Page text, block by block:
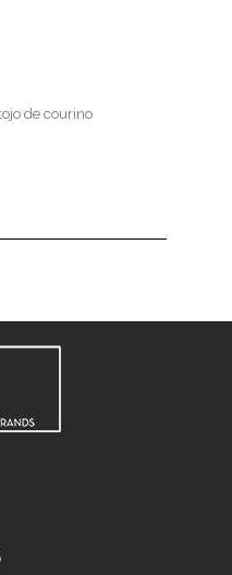
de courino